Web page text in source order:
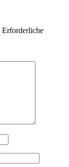
Erforderliche